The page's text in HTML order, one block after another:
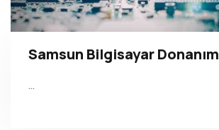
Samsun Bilgisayar Donanım
…